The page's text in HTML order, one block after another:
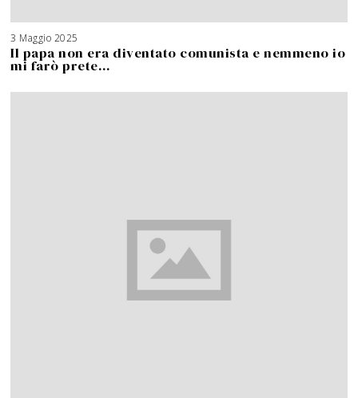
3 Maggio 2025
Il papa non era diventato comunista e nemmeno io
mi farò prete…